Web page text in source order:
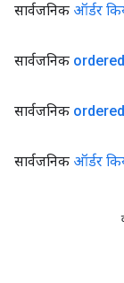
सार्वजनिक ऑर्डर
सार्वजनिक ordered
सार्वजनिक ordered
सार्वजनिक ऑर्डर